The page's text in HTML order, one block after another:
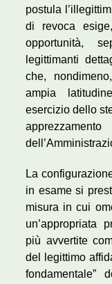
postula
di revoca
opportunità,
legittimanti
che,
ampia
esercizio dello
La
in esame si
misura in cui
un’appropriata
più avvertite
del legittimo
fondamentale”